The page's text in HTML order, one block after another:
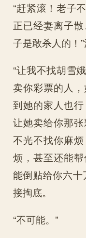
“赶紧滚！老子
正已经妻离子
子是敢杀人的！
“让我不找胡雪
卖你彩票的人
到她的家人也
让她卖给你那
不光不找你麻
烦，甚至还能
能倒贴给你六
接掏底。
“不可能。”